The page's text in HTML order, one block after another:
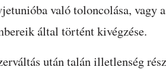
való toloncolása, vagy
által történt kivégzése.
után talán illetlenség